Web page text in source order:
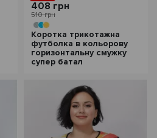
408 грн
510 грн
Коротка трикотажна
футболка в кольорову
горизонтальну смужку
супер батал